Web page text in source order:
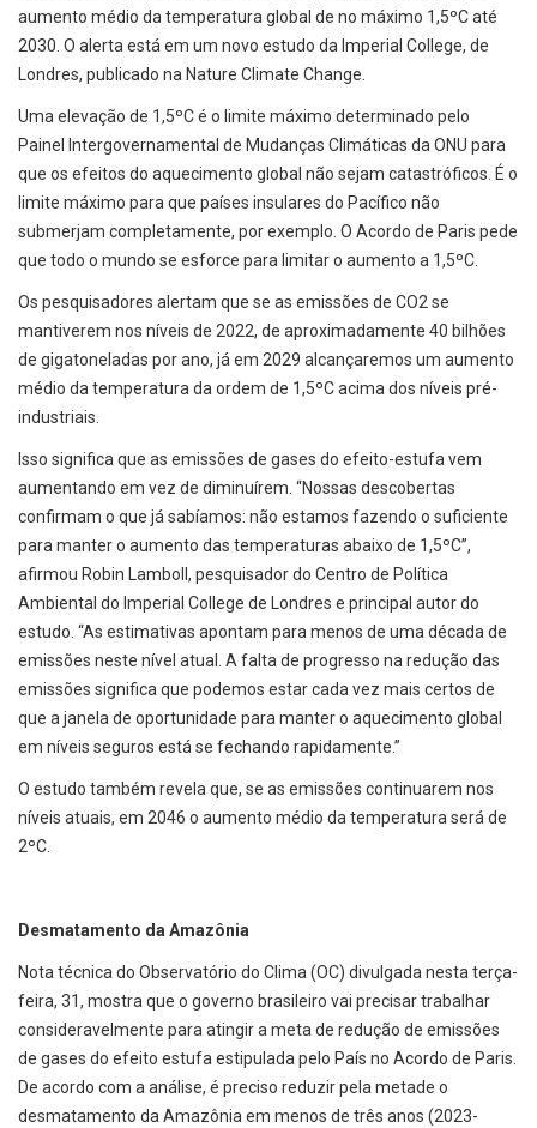
aumento médio da temperatura global de no máximo 1,5ºC até
2030. O alerta está em um novo estudo da Imperial College, de
Londres, publicado na Nature Climate Change.
Uma elevação de 1,5ºC é o limite máximo determinado pelo
Painel Intergovernamental de Mudanças Climáticas da ONU para
que os efeitos do aquecimento global não sejam catastróficos. É o
limite máximo para que países insulares do Pacífico não
submerjam completamente, por exemplo. O Acordo de Paris pede
que todo o mundo se esforce para limitar o aumento a 1,5ºC.
Os pesquisadores alertam que se as emissões de CO2 se
mantiverem nos níveis de 2022, de aproximadamente 40 bilhões
de gigatoneladas por ano, já em 2029 alcançaremos um aumento
médio da temperatura da ordem de 1,5ºC acima dos níveis pré-
industriais.
Isso significa que as emissões de gases do efeito-estufa vem
aumentando em vez de diminuírem. “Nossas descobertas
confirmam o que já sabíamos: não estamos fazendo o suficiente
para manter o aumento das temperaturas abaixo de 1,5ºC”,
afirmou Robin Lamboll, pesquisador do Centro de Política
Ambiental do Imperial College de Londres e principal autor do
estudo. “As estimativas apontam para menos de uma década de
emissões neste nível atual. A falta de progresso na redução das
emissões significa que podemos estar cada vez mais certos de
que a janela de oportunidade para manter o aquecimento global
em níveis seguros está se fechando rapidamente.”
O estudo também revela que, se as emissões continuarem nos
níveis atuais, em 2046 o aumento médio da temperatura será de
2ºC.
Desmatamento da Amazônia
Nota técnica do Observatório do Clima (OC) divulgada nesta terça-
feira, 31, mostra que o governo brasileiro vai precisar trabalhar
consideravelmente para atingir a meta de redução de emissões
de gases do efeito estufa estipulada pelo País no Acordo de Paris.
De acordo com a análise, é preciso reduzir pela metade o
desmatamento da Amazônia em menos de três anos (2023-